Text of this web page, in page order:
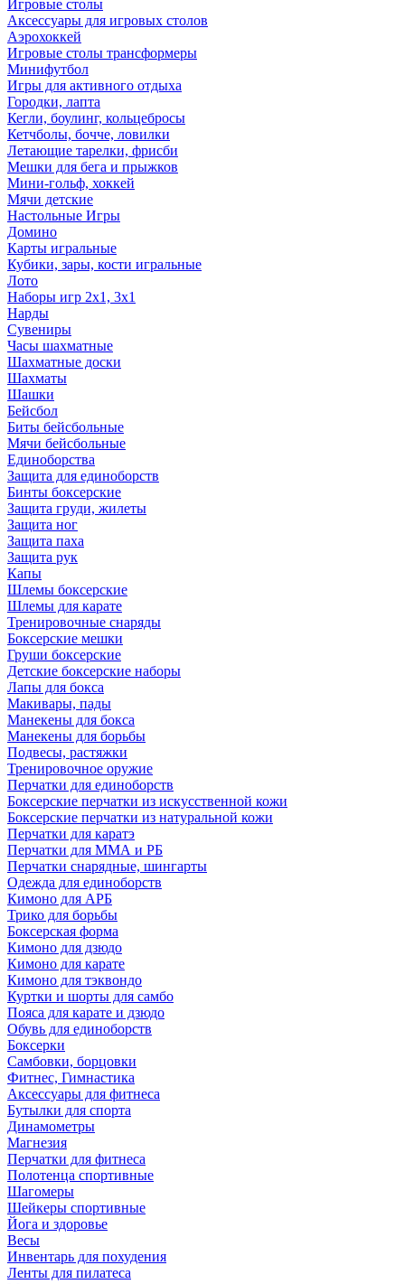
Игровые столы
Аксессуары для игровых столов
Аэрохоккей
Игровые столы трансформеры
Минифутбол
Игры для активного отдыха
Городки, лапта
Кегли, боулинг, кольцебросы
Кетчболы, бочче, ловилки
Летающие тарелки, фрисби
Мешки для бега и прыжков
Мини-гольф, хоккей
Мячи детские
Настольные Игры
Домино
Карты игральные
Кубики, зары, кости игральные
Лото
Наборы игр 2х1, 3х1
Нарды
Сувениры
Часы шахматные
Шахматные доски
Шахматы
Шашки
Бейсбол
Биты бейсбольные
Мячи бейсбольные
Единоборства
Защита для единоборств
Бинты боксерские
Защита груди, жилеты
Защита ног
Защита паха
Защита рук
Капы
Шлемы боксерские
Шлемы для карате
Тренировочные снаряды
Боксерские мешки
Груши боксерские
Детские боксерские наборы
Лапы для бокса
Макивары, пады
Манекены для бокса
Манекены для борьбы
Подвесы, растяжки
Тренировочное оружие
Перчатки для единоборств
Боксерские перчатки из искусственной кожи
Боксерские перчатки из натуральной кожи
Перчатки для каратэ
Перчатки для ММА и РБ
Перчатки снарядные, шингарты
Одежда для единоборств
Кимоно для АРБ
Трико для борьбы
Боксерская форма
Кимоно для дзюдо
Кимоно для карате
Кимоно для тэквондо
Куртки и шорты для самбо
Пояса для карате и дзюдо
Обувь для единоборств
Боксерки
Самбовки, борцовки
Фитнес, Гимнастика
Аксессуары для фитнеса
Бутылки для спорта
Динамометры
Магнезия
Перчатки для фитнеса
Полотенца спортивные
Шагомеры
Шейкеры спортивные
Йога и здоровье
Весы
Инвентарь для похудения
Ленты для пилатеса